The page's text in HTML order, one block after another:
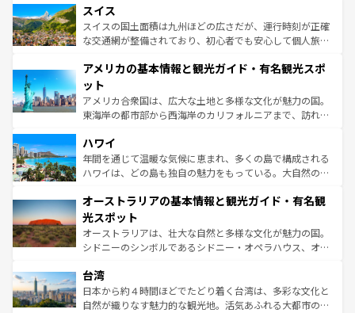
を参照してほしい。
は、お酒好きな人にはぜひ体験してほしい。 なお、新着の
ドイツ情報はコンテンツ一覧を参照してほしい。
リアごとに異なる魅力がある。また、優雅なアフタヌーン
ティー、ビール好きにはたまらない英国パブ、サッカー観
戦など、本場だからこそできる体験も豊富。イギリスを旅
ンツ一覧を参照してほしい。
スイス
スイスの国土面積は九州ほどの広さだが、運行時刻が正確
な交通網が整備されており、初心者でも安心して個人旅行
の建物がそのまま残る町や、スイスならではのユニークな
博物館もあり、アルプス観光だけでなく町歩きも満喫する
ことができる。国民の所得が高いため物価も高いが、旅行
者向けの交通パス提供のサービスもあり、うまく活用すれ
着のスイス情報は
アメリカの基本情報と観光ガイド・有名観光スポ
ット
アメリカ合衆国は、広大な土地と多様な文化が魅力の国。
東海岸の都市部から西海岸のカリフォルニアまで、訪れる
のような巨大都市は、観光、ショッピング、エンターテイ
ンメントが詰まった刺激的なスポットだ。一方、アメリカ
西部には大自然が広がり、グランドキャニオンやイエロー
部のニューオーリンズでは、音楽と美食が融合した独特の
文化が魅力。旅行者はアメリカの各地域で異なる魅力を楽
しみながら、その多様性と豊かな歴史を感じることができ
るだろう。車でのロードトリップや列車の旅も、アメリカ
情報は
ハワイ
年間を通じて温暖な気候に恵まれ、多くの島で構成される
ハワイは、どの島も独自の魅力をもっている。大自然の神
ワイ島は見逃せない。また、定番の観光地といえばオアフ
島だが、静かな自然を求めるならマウイ島やカウアイ島が
おすすめ。エメラルドグリーンに輝く海をはじめ、豊かな
文化や歴史が息づいている。「アロハスピリット」と呼ば
人々、おいしいローカルフードやハワイアンミュージッ
ク、伝統的なフラダンスなど、すべてがハワイの魅力を彩
っている。訪れるたびに新しい発見と感動が待っているハ
オーストラリアの基本情報と観光ガイド・有名観
光スポット
オーストラリアは、壮大な自然と多様な文化が魅力の国。
シドニーのシンボルであるシドニー・オペラハウス、オー
リアリーフや大陸中央部にそびえるウルル（エアーズロッ
ク）、タスマニアの美しい原生林やケアンズの熱帯雨林な
ど、見どころがたくさん。また、カフェやワイン、オージ
台湾
日本から約４時間ほどでたどり着く台湾は、多彩な文化と
自然が織りなす魅力的な観光地。活気あふれる大都市の台